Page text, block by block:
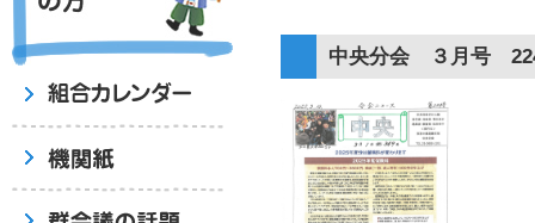
中央分会 ３月号